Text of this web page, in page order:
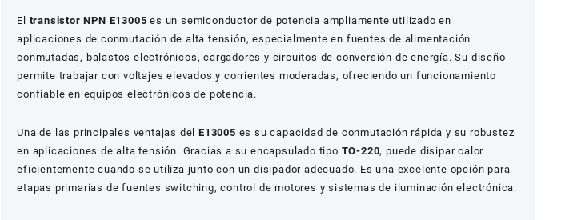
El transistor NPN E13005 es un semiconductor de potencia ampliamente utilizado en
aplicaciones de conmutación de alta tensión, especialmente en fuentes de alimentación
conmutadas, balastos electrónicos, cargadores y circuitos de conversión de energía. Su diseño
permite trabajar con voltajes elevados y corrientes moderadas, ofreciendo un funcionamiento
confiable en equipos electrónicos de potencia.
Una de las principales ventajas delE13005 es su capacidad de conmutación rápida y su robustez
en aplicaciones de alta tensión. Gracias a su encapsulado tipo TO-220, puede disipar calor
eficientemente cuando se utiliza junto con un disipador adecuado. Es una excelente opción para
etapas primarias de fuentes switching, control de motores y sistemas de iluminación electrónica.